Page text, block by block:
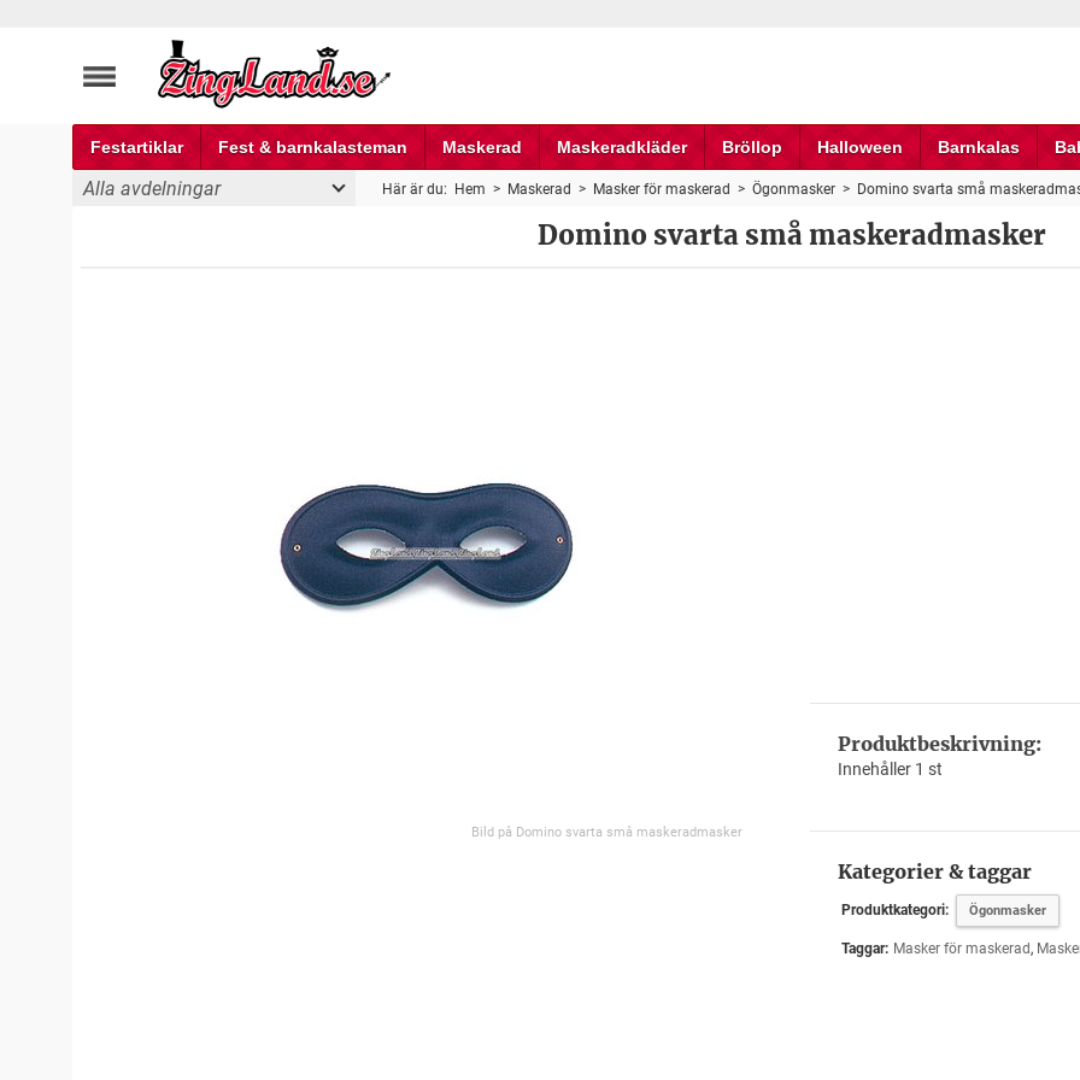
Festartiklar Fest & barnkalasteman Maskerad Maskeradkläder Bröllop Halloween Barnkalas
Alla avdelningar Här är du: Hem > Maskerad > Masker för maskerad > Ögonmasker> Domino svarta små
Domino svarta små maskeradmasker
Bild på Domino svarta små maskeradmasker
Produktbeskrivning:
Innehåller 1 st
Kategorier & taggar
Produktkategori: Ögonmasker
Taggar: Masker för maskerad,